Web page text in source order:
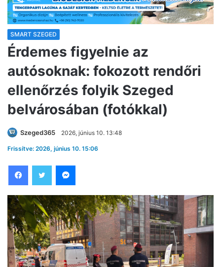
SMART SZEGED
Érdemes figyelnie az
autósoknak: fokozott rendőri
ellenőrzés folyik Szeged
belvárosában (fotókkal)
Szeged365 2026, június 10. 13:48
Frissítve: 2026, június 10. 15:06